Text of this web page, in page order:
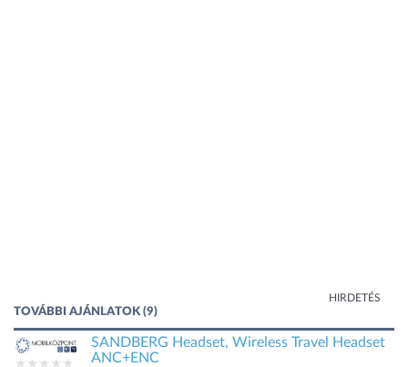
HIRDETÉS
TOVÁBBI AJÁNLATOK (9)
SANDBERG Headset, Wireless Travel Headset
ANC+ENC